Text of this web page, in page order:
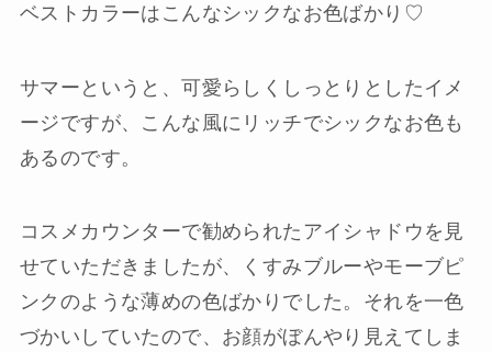
ベストカラーはこんなシックなお色ばかり♡
サマーというと、可愛らしくしっとりとしたイメ
ージですが、こんな風にリッチでシックなお色も
あるのです。
コスメカウンターで勧められたアイシャドウを見
せていただきましたが、くすみブルーやモーブピ
ンクのような薄めの色ばかりでした。それを一色
づかいしていたので、お顔がぼんやり見えてしま